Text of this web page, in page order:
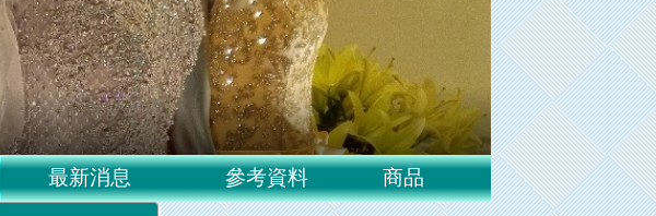
最新消息 參考資料 商品